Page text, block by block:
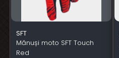
SFT
Mănuși moto SFT Touch
Red